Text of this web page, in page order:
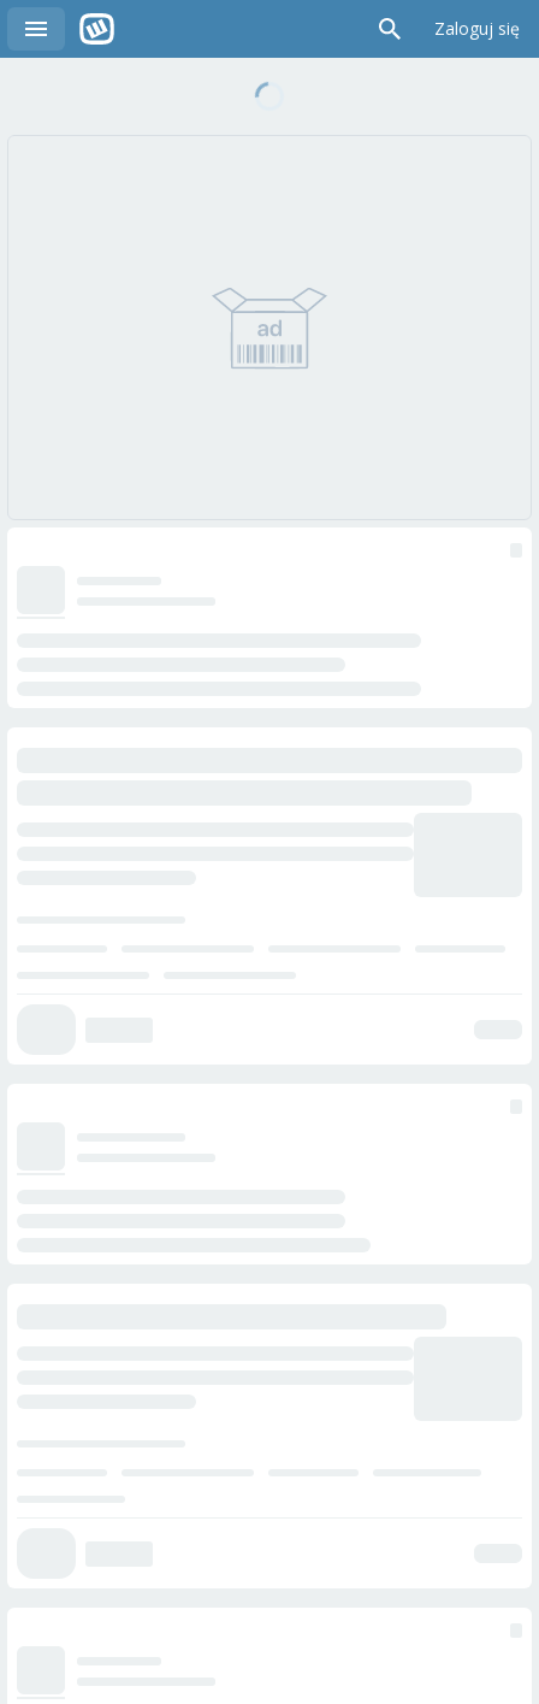
Zaloguj się